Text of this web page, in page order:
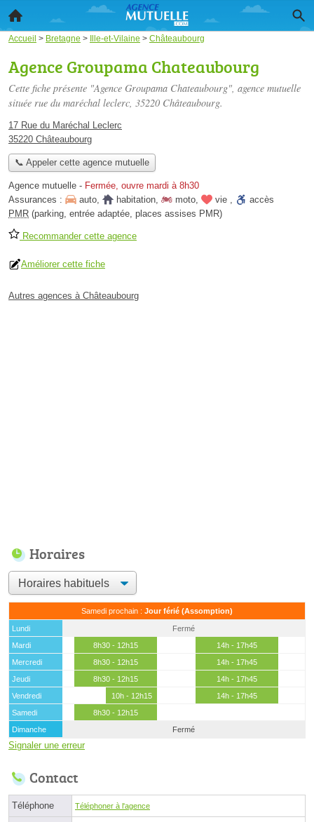
Accueil > Bretagne > Ille-et-Vilaine > Châteaubourg
Agence Groupama Chateaubourg
Cette fiche présente "Agence Groupama Chateaubourg", agence mutuelle
située rue du maréchal leclerc, 35220 Châteaubourg.
17 Rue du Maréchal Leclerc
35220 Châteaubourg
📞 Appeler cette agence mutuelle
Agence mutuelle - Fermée, ouvre mardi à 8h30
Assurances :
auto, habitation, moto, vie ,
accès
PMR (parking, entrée adaptée, places assises PMR)
Recommander cette agence
Améliorer cette fiche
Autres agences à Châteaubourg
Horaires
Samedi prochain : Jour férié (Assomption)
Lundi
Fermé
Mardi
8h30 - 12h15
14h - 17h45
Mercredi
8h30 - 12h15
14h - 17h45
Jeudi
8h30 - 12h15
14h - 17h45
Vendredi
10h - 12h15
14h - 17h45
Samedi
8h30 - 12h15
Dimanche
Fermé
Signaler une erreur
Contact
Téléphone Téléphoner à l'agence